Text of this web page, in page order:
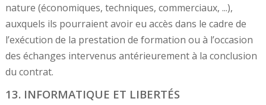
nature (économiques, techniques, commerciaux, ...),
auxquels ils pourraient avoir eu accès dans le cadre de
l’exécution de la prestation de formation ou à l’occasion
des échanges intervenus antérieurement à la conclusion
du contrat.
13. INFORMATIQUE ET LIBERTÉS